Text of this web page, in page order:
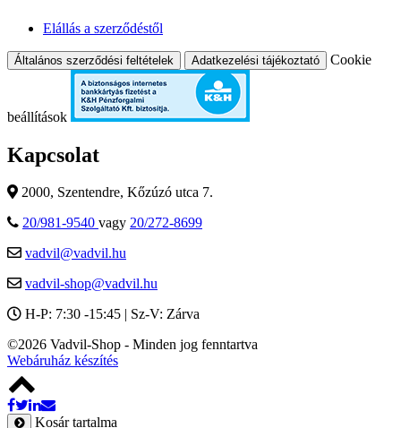
Elállás a szerződéstől
Általános szerződési feltételek Adatkezelési tájékoztató Cookie
beállítások
Kapcsolat
2000, Szentendre, Kőzúzó utca 7.
20/981-9540 vagy 20/272-8699
vadvil@vadvil.hu
vadvil-shop@vadvil.hu
H-P: 7:30 -15:45 | Sz-V: Zárva
©2026 Vadvil-Shop - Minden jog fenntartva
Webáruház készítés
Kosár tartalma